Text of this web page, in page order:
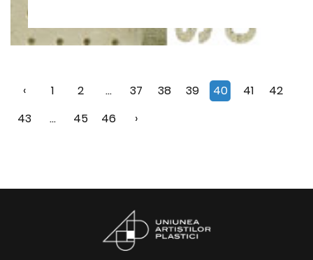
‹ 1 2 ... 37 38 39 40 41
42
43
... 45 46 ›